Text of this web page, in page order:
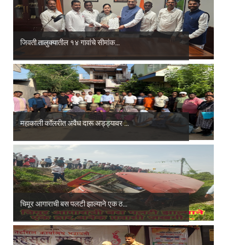
जिवती तालुक्यातील १४ गावांचे सीमांक...
महाकाली कॉलरीत अवैध दारू अड्ड्यावर ...
चिमूर आगाराची बस पलटी झाल्याने एक ठ...